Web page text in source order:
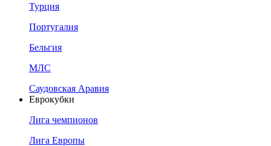
Турция
Португалия
Бельгия
МЛС
Саудовская Аравия
Еврокубки
Лига чемпионов
Лига Европы